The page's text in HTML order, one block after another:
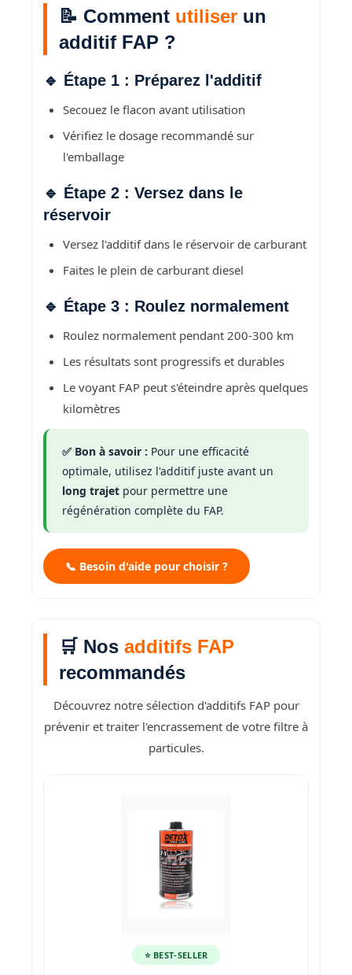
📝 Comment utiliser un
additif FAP ?
🔹 Étape 1 : Préparez l'additif
Secouez le flacon avant utilisation
Vérifiez le dosage recommandé sur
l'emballage
🔹 Étape 2 : Versez dans le
réservoir
Versez l'additif dans le réservoir de carburant
Faites le plein de carburant diesel
🔹 Étape 3 : Roulez normalement
Roulez normalement pendant 200-300 km
Les résultats sont progressifs et durables
Le voyant FAP peut s'éteindre après quelques
kilomètres
✅ Bon à savoir : Pour une efficacité
optimale, utilisez l'additif juste avant un
long trajet pour permettre une
régénération complète du FAP.
📞 Besoin d'aide pour choisir ?
🛒 Nos additifs FAP
recommandés
Découvrez notre sélection d'additifs FAP pour
prévenir et traiter l'encrassement de votre filtre à
particules.
⭐ BEST-SELLER